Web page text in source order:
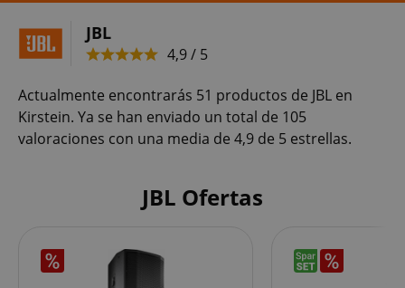
JBL
4,9 / 5
Actualmente encontrarás 51 productos de JBL en
Kirstein. Ya se han enviado un total de 105
valoraciones con una media de 4,9 de 5 estrellas.
JBL Ofertas